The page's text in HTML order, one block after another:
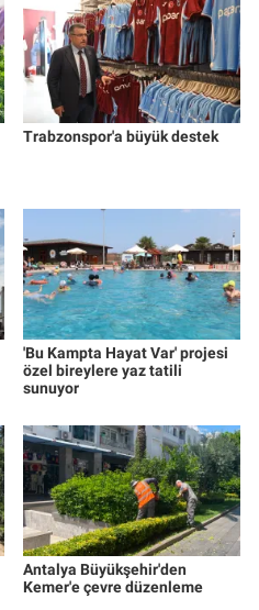
Trabzonspor'a büyük destek
'Bu Kampta Hayat Var' projesi
özel bireylere yaz tatili
sunuyor
Antalya Büyükşehir'den
Kemer'e çevre düzenleme